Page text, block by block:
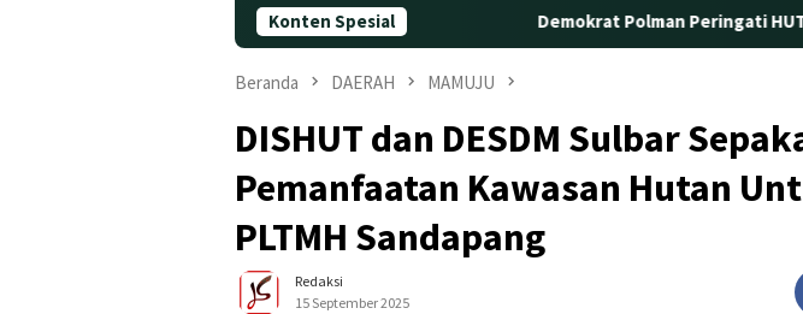
Konten Spesial Demokrat Polman Peringati HUT ke-25 dengan
Beranda DAERAH MAMUJU
DISHUT dan DESDM Sulbar
Pemanfaatan Kawasan Hutan
PLTMH Sandapang
Redaksi
15 September 2025